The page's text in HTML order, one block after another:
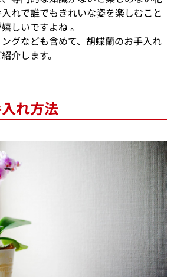
れで誰でもきれいな姿を楽しむこと
しいですよね 。
グなども含めて、胡蝶蘭のお手入れ
介します。
れ方法